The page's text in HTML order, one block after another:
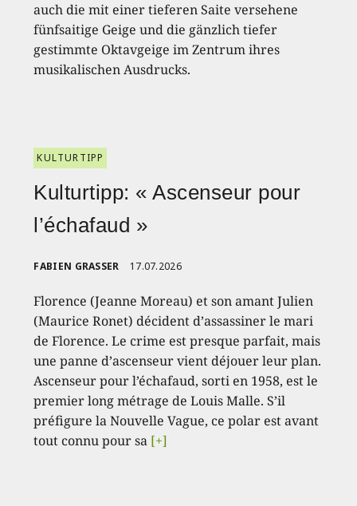
auch die mit einer tieferen Saite versehene
fünfsaitige Geige und die gänzlich tiefer
gestimmte Oktavgeige im Zentrum ihres
musikalischen Ausdrucks.
KULTURTIPP
Kulturtipp: « Ascenseur pour
l’échafaud »
FABIEN GRASSER 17.07.2026
Florence (Jeanne Moreau) et son amant Julien
(Maurice Ronet) décident d’assassiner le mari
de Florence. Le crime est presque parfait, mais
une panne d’ascenseur vient déjouer leur plan.
Ascenseur pour l’échafaud, sorti en 1958, est le
premier long métrage de Louis Malle. S’il
préfigure la Nouvelle Vague, ce polar est avant
tout connu pour sa [+]